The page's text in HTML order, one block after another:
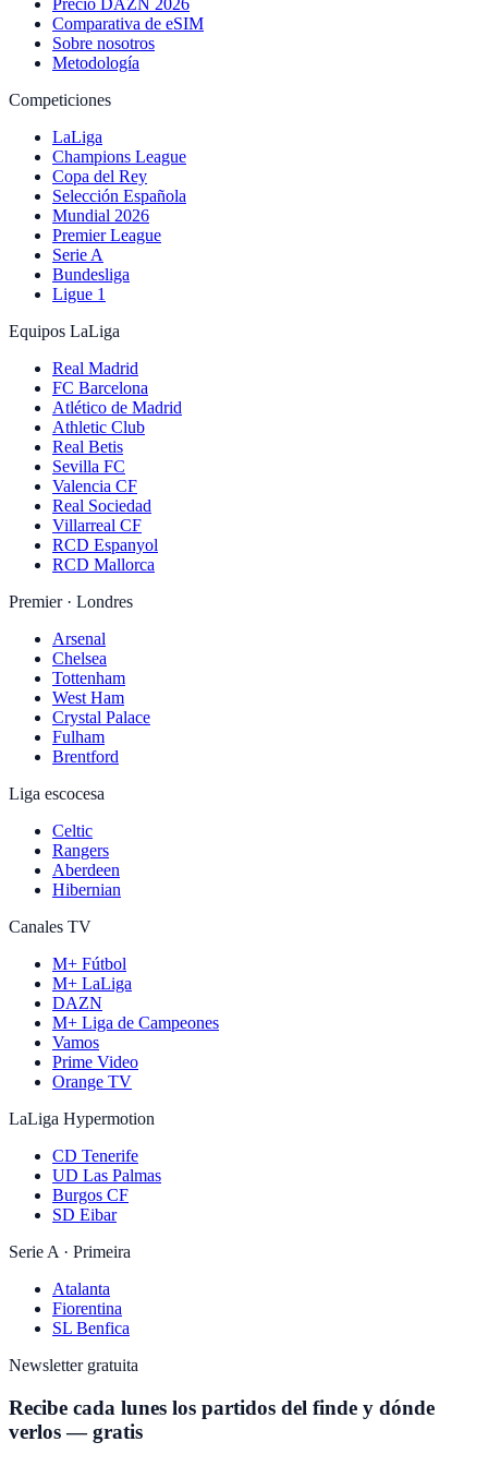
Precio DAZN 2026
Comparativa de eSIM
Sobre nosotros
Metodología
Competiciones
LaLiga
Champions League
Copa del Rey
Selección Española
Mundial 2026
Premier League
Serie A
Bundesliga
Ligue 1
Equipos LaLiga
Real Madrid
FC Barcelona
Atlético de Madrid
Athletic Club
Real Betis
Sevilla FC
Valencia CF
Real Sociedad
Villarreal CF
RCD Espanyol
RCD Mallorca
Premier · Londres
Arsenal
Chelsea
Tottenham
West Ham
Crystal Palace
Fulham
Brentford
Liga escocesa
Celtic
Rangers
Aberdeen
Hibernian
Canales TV
M+ Fútbol
M+ LaLiga
DAZN
M+ Liga de Campeones
Vamos
Prime Video
Orange TV
LaLiga Hypermotion
CD Tenerife
UD Las Palmas
Burgos CF
SD Eibar
Serie A · Primeira
Atalanta
Fiorentina
SL Benfica
Newsletter gratuita
Recibe cada lunes los partidos del finde y dónde
verlos — gratis